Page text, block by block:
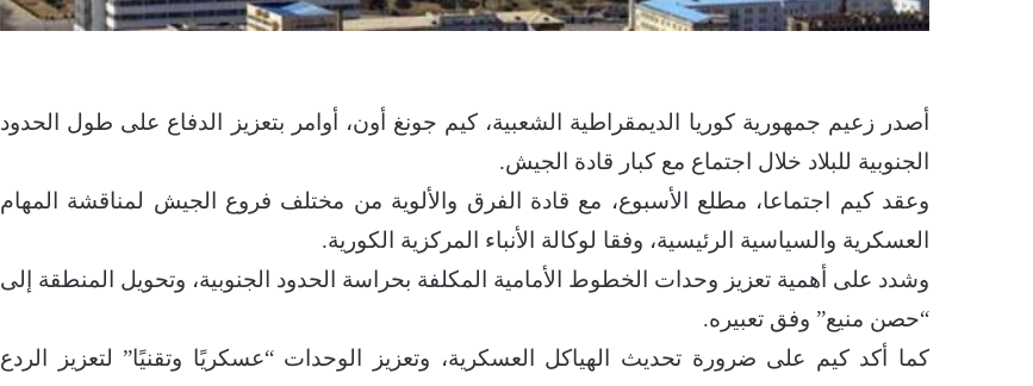
أصدر زعيم جمهورية كوريا الديمقراطية الشعبية، كيم جونغ أون، أوامر بتعزيز الدفاع على طول الحدود
الجنوبية للبلاد خلال اجتماع مع كبار قادة الجيش.
وعقد كيم اجتماعا، مطلع الأسبوع، مع قادة الفرق والألوية من مختلف فروع الجيش لمناقشة المهام
العسكرية والسياسية الرئيسية، وفقا لوكالة الأنباء المركزية الكورية.
وشدد على أهمية تعزيز وحدات الخطوط الأمامية المكلفة بحراسة الحدود الجنوبية، وتحويل المنطقة إلى
“حصن منيع” وفق تعبيره.
كما أكد كيم على ضرورة تحديث الهياكل العسكرية، وتعزيز الوحدات “عسكريًا وتقنيًا” لتعزيز الردع